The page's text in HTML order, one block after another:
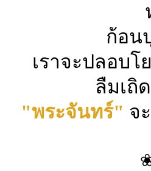
ก้อน
เราจะปลอบ
ลืมเถิ
"พระจันทร์" จ